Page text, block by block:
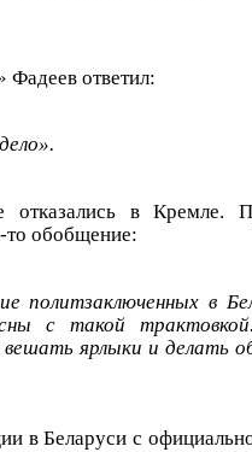
Фадеев ответил:
в Кремле.
то обобщение:
политзаключенных в
с такой
ярлыки и делать
в Беларуси с